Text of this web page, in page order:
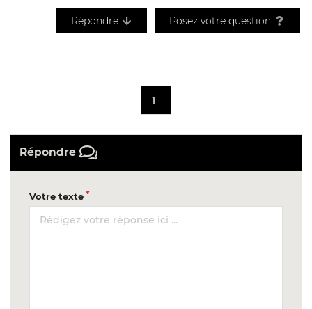
Répondre Posez votre question
1
Répondre
Votre texte